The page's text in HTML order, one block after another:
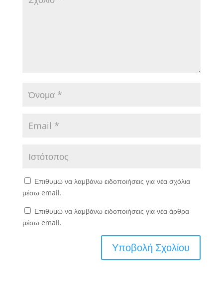
Επιθυμώ να λαμβάνω ειδοποιήσεις για νέα σχόλια
μέσω email.
Επιθυμώ να λαμβάνω ειδοποιήσεις για νέα άρθρα
μέσω email.